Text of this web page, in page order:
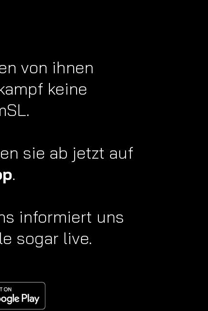
von ihnen
keine
sie ab jetzt auf
.
informiert uns
sogar live.